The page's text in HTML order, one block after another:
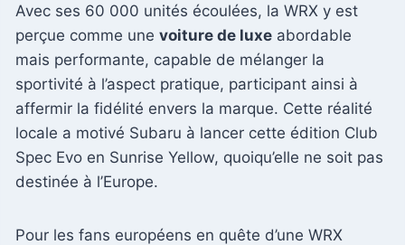
Avec ses 60 000 unités écoulées, la WRX y est
perçue comme une voiture de luxe abordable
mais performante, capable de mélanger la
sportivité à l’aspect pratique, participant ainsi à
affermir la fidélité envers la marque. Cette réalité
locale a motivé Subaru à lancer cette édition Club
Spec Evo en Sunrise Yellow, quoiqu’elle ne soit pas
destinée à l’Europe.
Pour les fans européens en quête d’une WRX